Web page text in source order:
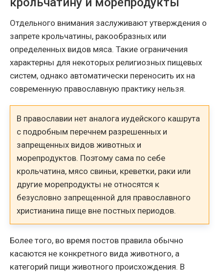
Отдельного внимания заслуживают утверждения о
запрете крольчатины, ракообразных или
определенных видов мяса. Такие ограничения
характерны для некоторых религиозных пищевых
систем, однако автоматически переносить их на
современную православную практику нельзя.
В православии нет аналога иудейского кашрута
с подробным перечнем разрешенных и
запрещенных видов животных и
морепродуктов. Поэтому сама по себе
крольчатина, мясо свиньи, креветки, раки или
другие морепродукты не относятся к
безусловно запрещенной для православного
христианина пище вне постных периодов.
Более того, во время постов правила обычно
касаются не конкретного вида животного, а
категорий пищи животного происхождения. В